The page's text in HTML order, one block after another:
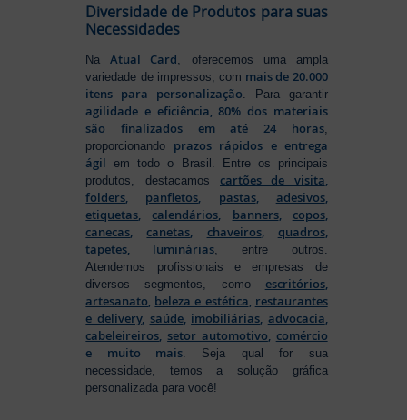
Diversidade de Produtos para suas
Necessidades
NaAtual Card , oferecemos uma ampla
variedade de impressos, com mais de 20.000
itens para personalização . Para garantir
agilidade e eficiência, 80% dos materiais
são finalizados em até 24 horas,
proporcionando prazos rápidos e entrega
ágil em todo o Brasil. Entre os principais
produtos, destacamos cartões de visita
folders
panfletos pastas, adesivos,
etiquetas ,calendários banners, copos,
canecas ,canetas chaveiros, quadros,
tapetes
luminárias , entre outros.
Atendemos profissionais e empresas de
diversos segmentos, como escritórios,
artesanato beleza e estética restaurantes
e delivery, saúde, imobiliárias advocacia
cabeleireiros setor automotivo comércio
e muito mais . Seja qual for sua
necessidade, temos a solução gráfica
personalizada para você!